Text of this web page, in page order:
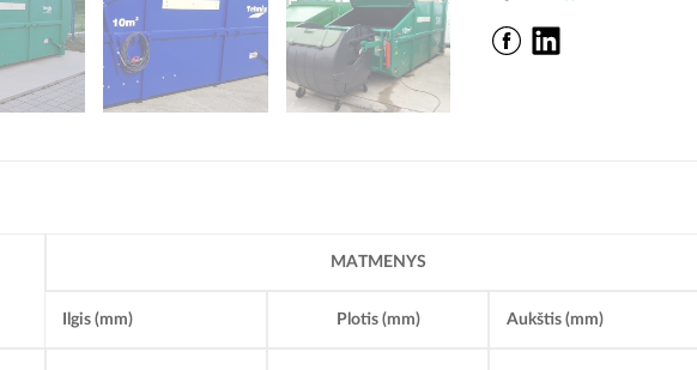
MATMENYS
Ilgis (mm)
Plotis (mm) Aukštis (mm)